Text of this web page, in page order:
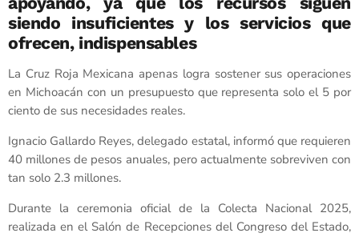
siendo insuficientes y los servicios que
ofrecen, indispensables
La Cruz Roja Mexicana apenas logra sostener sus operaciones
en Michoacán con un presupuesto que representa solo el 5 por
ciento de sus necesidades reales.
Ignacio Gallardo Reyes, delegado estatal, informó que requieren
40 millones de pesos anuales, pero actualmente sobreviven con
tan solo 2.3 millones.
Durante la ceremonia oficial de la Colecta Nacional 2025,
realizada en el Salón de Recepciones del Congreso del Estado,